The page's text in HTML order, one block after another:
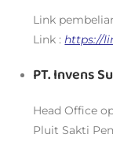
Link
Link : https://
PT. Invens
Head Office
Pluit Sakti